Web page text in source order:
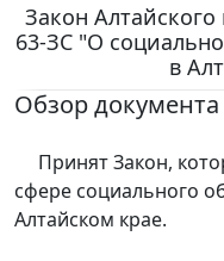
Закон Алтайского
63-ЗС "О
в
Обзор документа
Принят Закон,
сфере социального
Алтайском крае.